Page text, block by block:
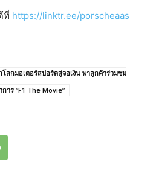
ที่ https://linktr.ee/porscheaas
โลกมอเตอร์สปอร์ตสู่จอเงิน พาลูกค้าร่วมชม
าร “F1 The Movie”